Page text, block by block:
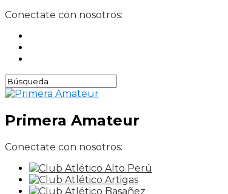
Conectate con nosotros:
Primera Amateur
Conectate con nosotros: